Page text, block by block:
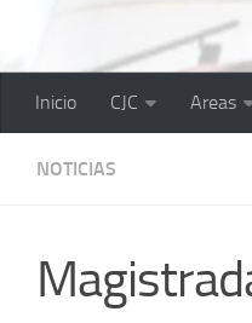
Inicio CJC Areas
NOTICIAS